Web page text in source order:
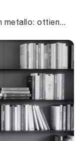
Complementi moderni e mensole in metallo: ottieni informazioni sul modello Duo Mensola di Novamobili e potrai arricchire i tuoi interni.